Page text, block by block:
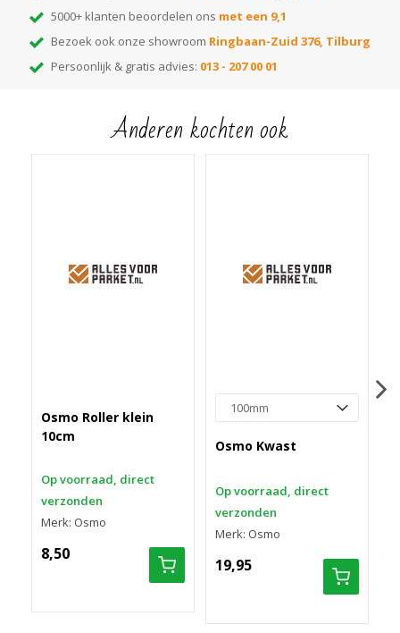
5000+ klanten beoordelen ons met een 9,1
Bezoek ook onze showroom Ringbaan-Zuid 376, Tilburg
Persoonlijk & gratis advies: 013 - 207 00 01
Anderen kochten ook
Osmo Roller klein
10cm
Op voorraad, direct
verzonden
Merk: Osmo
8,50
Osmo Kwast
Op voorraad, direct
verzonden
Merk: Osmo
19,95